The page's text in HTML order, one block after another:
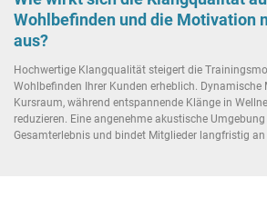
Wohlbefinden und die Motivation
aus?
Hochwertige Klangqualität steigert die
Wohlbefinden Ihrer Kunden erheblich. Dynamische
Kursraum, während entspannende Klänge in
reduzieren. Eine angenehme akustische
Gesamterlebnis und bindet Mitglieder langfristig